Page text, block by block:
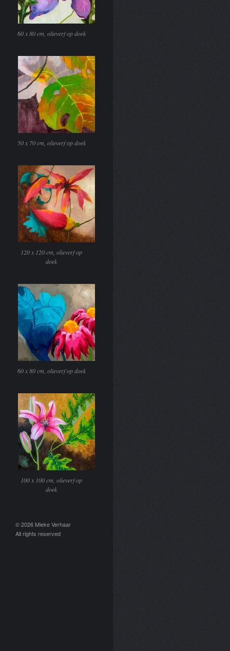
60 x 80 cm, olieverf op doek
50 x 70 cm, olieverf op doek
120 x 120 cm, olieverf op
doek
60 x 80 cm, olieverf op doek
100 x 100 cm, olieverf op
doek
© 2026 Mieke Verhaar
All rights reserved